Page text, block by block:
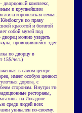
дворцовый комплекс,
и крупнейшим
жила королевская семья.
по праву
красотой и богатой
собой музей под
можно увидеть
проводившейся здесь
по дворцу в
15$/чел.)
в самом центре
имеет особую ценность.
дорога, с
сторонам. Внутри этих
рестораны,
на Инсадоне
среди людей всех
уникален по-своему.